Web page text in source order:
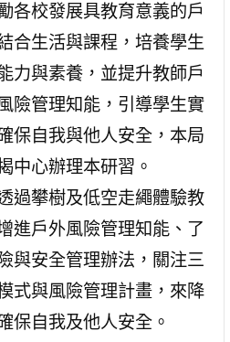
各校發展具教育意義的戶
合生活與課程，培養學生
力與素養，並提升教師戶
險管理知能，引導學生實
保自我與他人安全，本局
中心辦理本研習。
過攀樹及低空走繩體驗教
進戶外風險管理知能、了
與安全管理辦法，關注三
式與風險管理計畫，來降
保自我及他人安全。